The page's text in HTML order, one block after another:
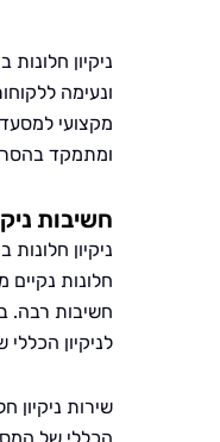
ניקיון
ונעימה
מקצועי
ומתמקד
חשיבות
ניקיון
חלונות
חשיבות רבה.
לניקיון
שירות
הכללי של